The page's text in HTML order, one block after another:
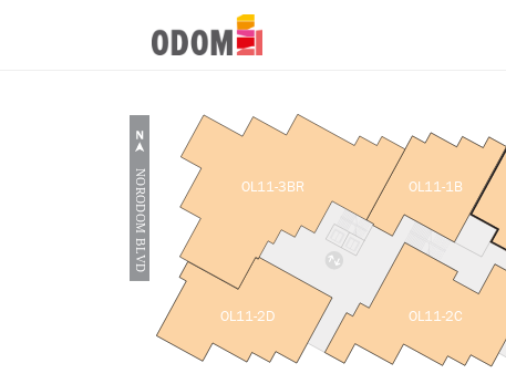
OL11-2D
OL11-1B
OL11-2C
OL11-3BR